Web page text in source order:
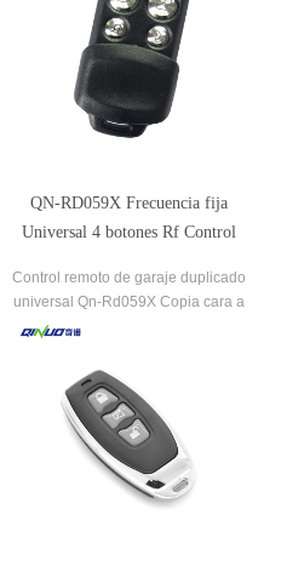
QN-RD059X Frecuencia fija
Universal 4 botones Rf Control
Control remoto de garaje duplicado
universal Qn-Rd059X Copia cara a